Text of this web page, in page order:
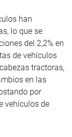
han
lo que se
del 2,2% en
de vehículos
tractoras,
en las
por
vehículos de